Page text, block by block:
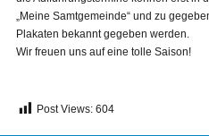
„Meine Samtgemeinde“ und zu
Plakaten bekannt gegeben werden.
Wir freuen uns auf eine tolle Saison!
Post Views: 604